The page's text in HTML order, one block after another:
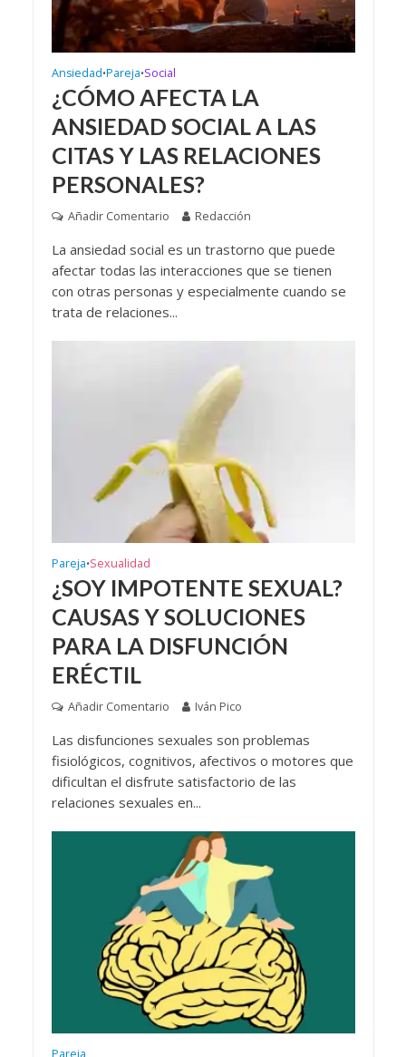
Ansiedad•Pareja•Social
¿CÓMO AFECTA LA
ANSIEDAD SOCIAL A LAS
CITAS Y LAS RELACIONES
PERSONALES?
Añadir Comentario Redacción
La ansiedad social es un trastorno que puede
afectar todas las interacciones que se tienen
con otras personas y especialmente cuando se
trata de relaciones...
Pareja•Sexualidad
¿SOY IMPOTENTE SEXUAL?
CAUSAS Y SOLUCIONES
PARA LA DISFUNCIÓN
ERÉCTIL
Añadir Comentario Iván Pico
Las disfunciones sexuales son problemas
fisiológicos, cognitivos, afectivos o motores que
dificultan el disfrute satisfactorio de las
relaciones sexuales en...